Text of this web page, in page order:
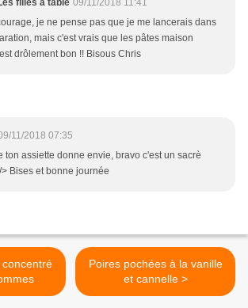
filles à table 09/11/2018 11:41
je ne pense pas que je me lancerais dans
mais c'est vrais que les pâtes maison
drôlement bon !! Bisous Chris
11/2018 07:35
ton assiette donne envie, bravo c'est un sacrè
Bises et bonne journée
Poires pochées à la vanille
et cannelle >